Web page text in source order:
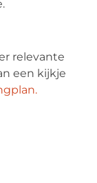
relevante
een kijkje